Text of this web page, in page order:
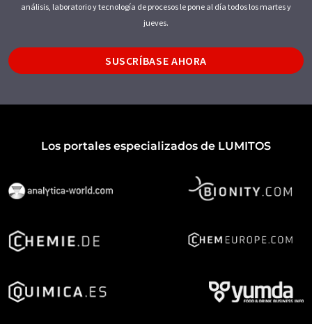
análisis, laboratorio y tecnología de procesos le pone al día todos los martes y
jueves.
SUSCRÍBASE AHORA
Los portales especializados de LUMITOS